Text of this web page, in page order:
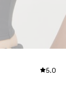
5.0